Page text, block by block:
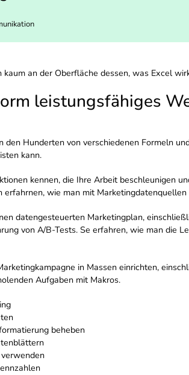
an der Oberfläche dessen, was Excel
leistungsfähiges
den Hunderten von verschiedenen Formeln
kann.
kennen, die Ihre Arbeit beschleunigen
erfahrnen, wie man mit
datengesteuerten Marketingplan,
von A/B-Tests. Se erfahren, wie man die
in Massen einrichten,
Aufgaben mit Makros.
beheben